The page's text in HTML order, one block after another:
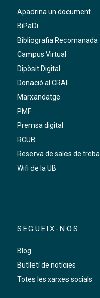
Apadrina un document
BiPaDi
Bibliografia Recomanada
Campus Virtual
Dipòsit Digital
Donació al CRAI
Marxandatge
PMF
Premsa digital
RCUB
Reserva de sales de treball
Wifi de la UB
SEGUEIX-NOS
Blog
Butlletí de notícies
Totes les xarxes socials